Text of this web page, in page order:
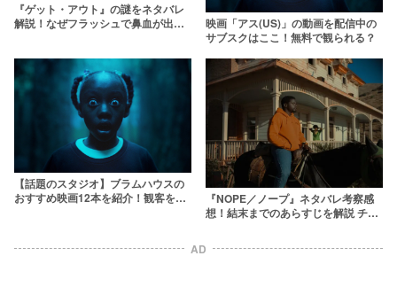
『ゲット・アウト』の謎をネタバレ
解説！なぜフラッシュで鼻血が出
映画「アス(US)」の動画を配信中の
サブスクはここ！無料で観られる？
【話題のスタジオ】ブラムハウスの
おすすめ映画12本を紹介！観客を恐
『NOPE／ノープ』ネタバレ考察感
想！結末までのあらすじを解説 チン
AD